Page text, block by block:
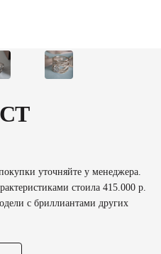
уточняйте у менеджера.
стоила 415.000 р.
с бриллиантами других